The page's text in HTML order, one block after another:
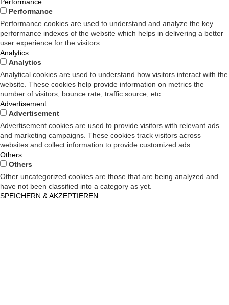
Performance
Performance cookies are used to understand and analyze the key
performance indexes of the website which helps in delivering a better
user experience for the visitors.
Analytics
Analytics
Analytical cookies are used to understand how visitors interact with the
website. These cookies help provide information on metrics the
number of visitors, bounce rate, traffic source, etc.
Advertisement
Advertisement
Advertisement cookies are used to provide visitors with relevant ads
and marketing campaigns. These cookies track visitors across
websites and collect information to provide customized ads.
Others
Others
Other uncategorized cookies are those that are being analyzed and
have not been classified into a category as yet.
SPEICHERN & AKZEPTIEREN